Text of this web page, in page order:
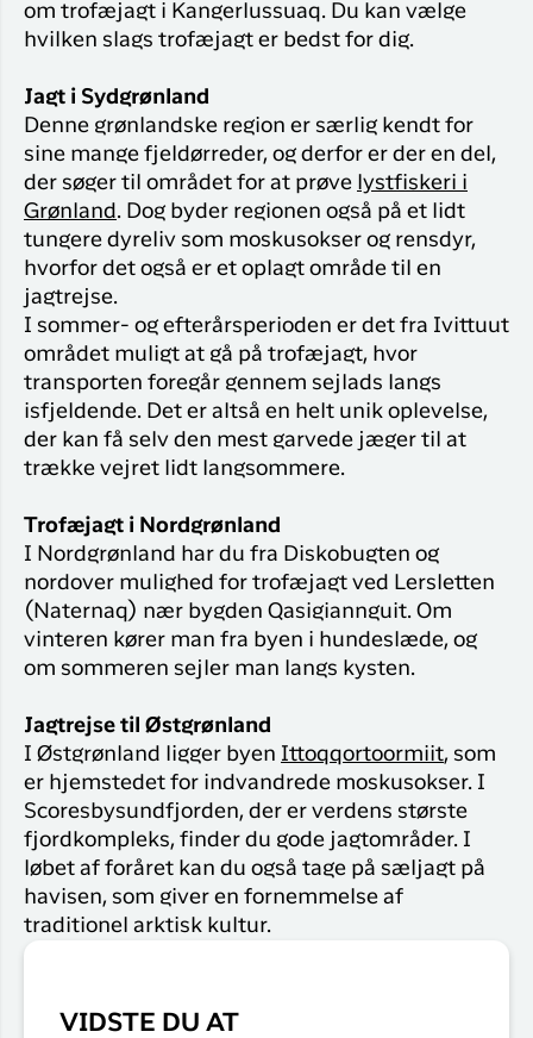
om trofæjagt i Kangerlussuaq. Du kan vælge
hvilken slags trofæjagt er bedst for dig.
Jagt i Sydgrønland
Denne grønlandske region er særlig kendt for
sine mange fjeldørreder, og derfor er der en del,
der søger til området for at prøve lystfiskeri i
Grønland. Dog byder regionen også på et lidt
tungere dyreliv som moskusokser og rensdyr,
hvorfor det også er et oplagt område til en
jagtrejse.
I sommer- og efterårsperioden er det fra Ivittuut
området muligt at gå på trofæjagt, hvor
transporten foregår gennem sejlads langs
isfjeldende. Det er altså en helt unik oplevelse,
der kan få selv den mest garvede jæger til at
trække vejret lidt langsommere.
Trofæjagt i Nordgrønland
I Nordgrønland har du fra Diskobugten og
nordover mulighed for trofæjagt ved Lersletten
(Naternaq) nær bygden Qasigiannguit. Om
vinteren kører man fra byen i hundeslæde, og
om sommeren sejler man langs kysten.
Jagtrejse til Østgrønland
I Østgrønland ligger byen Ittoqqortoormiit, som
er hjemstedet for indvandrede moskusokser. I
Scoresbysundfjorden, der er verdens største
fjordkompleks, finder du gode jagtområder. I
løbet af foråret kan du også tage på sæljagt på
havisen, som giver en fornemmelse af
traditionel arktisk kultur.
VIDSTE DU AT